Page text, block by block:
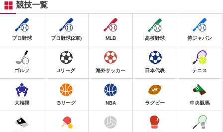
競技一覧
プロ野球 プロ野球(2軍) MLB 高校野球 侍ジャパン
ゴルフ Jリーグ 海外サッカー 日本代表 テニス
大相撲 Bリーグ NBA ラグビー 中央競馬